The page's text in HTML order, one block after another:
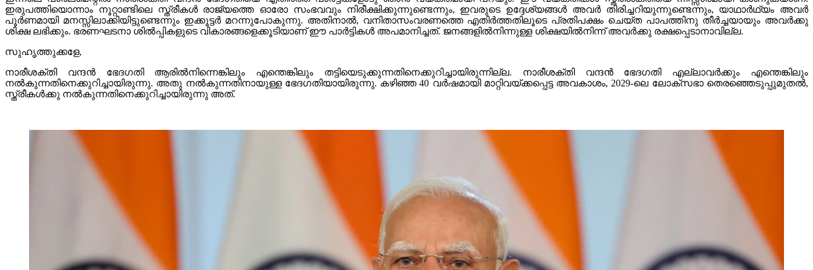
ഇരുപത്തിയൊന്നാം നൂറ്റാണ്ടിലെ സ്ത്രീകൾ രാജ്യത്തെ ഓരോ സംഭവവും നിരീക്ഷിക്കുന്നുണ്ടെന്നും, ഇവരുടെ ഉദ്ദേശ്യങ്ങൾ അവർ തിരിച്ചറിയുന്നുണ്ടെന്നും, യാഥാർഥ്യം അവർ
പൂർണമായി മനസ്സിലാക്കിയിട്ടുണ്ടെന്നും ഇക്കൂട്ടർ മറന്നുപോകുന്നു. അതിനാൽ, വനിതാസംവരണത്തെ എതിർത്തതിലൂടെ പ്രതിപക്ഷം ചെയ്ത പാപത്തിനു തീർച്ചയായും അവർക്കു
ശിക്ഷ ലഭിക്കും. ഭരണഘടനാ ശിൽപ്പികളുടെ വികാരങ്ങളെക്കൂടിയാണ് ഈ പാർട്ടികൾ അപമാനിച്ചത്. ജനങ്ങളിൽനിന്നുള്ള ശിക്ഷയിൽനിന്ന് അവർക്കു രക്ഷപ്പെടാനാവില്ല.
സുഹൃത്തുക്കളേ,
നാരീശക്തി വന്ദൻ ഭേദഗതി ആരിൽനിന്നെങ്കിലും എന്തെങ്കിലും തട്ടിയെടുക്കുന്നതിനെക്കുറിച്ചായിരുന്നില്ല. നാരീശക്തി വന്ദൻ ഭേദഗതി എല്ലാവർക്കും എന്തെങ്കിലും
നൽകുന്നതിനെക്കുറിച്ചായിരുന്നു. അതു നൽകുന്നതിനായുള്ള ഭേദഗതിയായിരുന്നു. കഴിഞ്ഞ 40 വർഷമായി മാറ്റിവയ്ക്കപ്പെട്ട അവകാശം, 2029-ലെ ലോക്സഭാ തെരഞ്ഞെടുപ്പുമുതൽ,
സ്ത്രീകൾക്കു നൽകുന്നതിനെക്കുറിച്ചായിരുന്നു അത്.